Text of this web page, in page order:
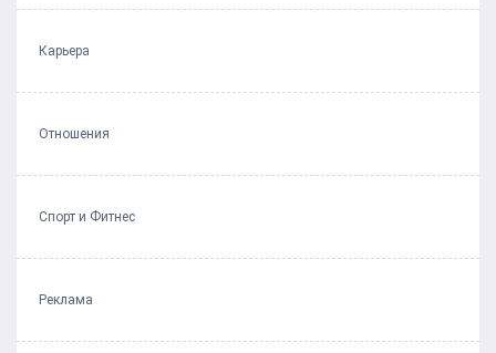
Карьера
Отношения
Спорт и Фитнес
Реклама